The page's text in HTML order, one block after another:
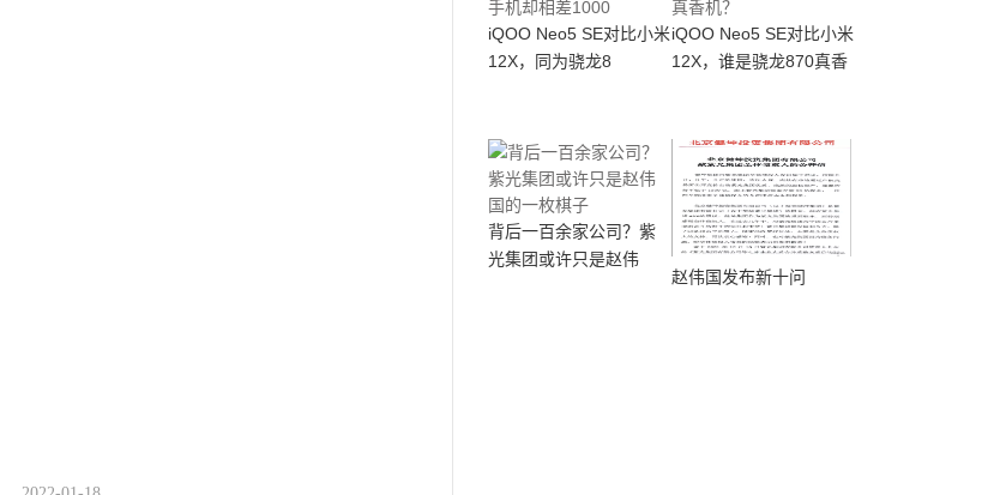
iQOO Neo5 SE对比小米
12X，同为骁龙8
iQOO Neo5 SE对比小米
12X，谁是骁龙870真香
背后一百余家公司？紫
光集团或许只是赵伟
赵伟国发布新十问